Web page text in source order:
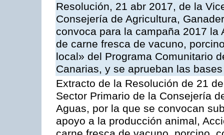
Resolución, 21 abr 2017, de la
Consejería de Agricultura,
convoca para la campaña 2017
de carne fresca de vacuno,
local» del Programa Comunitario
Canarias, y se aprueban las
Extracto de la Resolución de 21
Sector Primario de la Consejería
Aguas, por la que se convocan
apoyo a la producción animal,